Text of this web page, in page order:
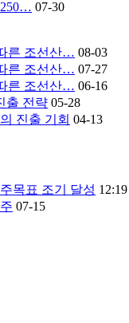
07-30
른 조선산… 08-03
른 조선산… 07-27
른 조선산… 06-16
출 전략 05-28
진출 기회 04-13
목표 조기 달성 12:19
07-15